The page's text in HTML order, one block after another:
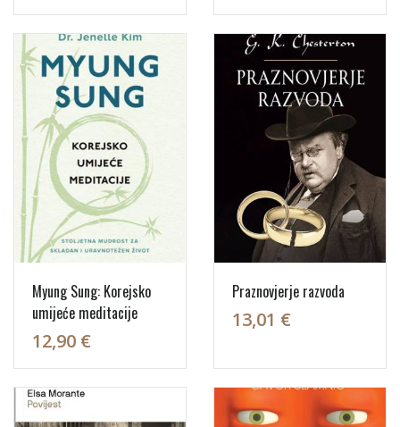
Myung Sung: Korejsko
umijeće meditacije
12,90 €
Praznovjerje razvoda
13,01 €